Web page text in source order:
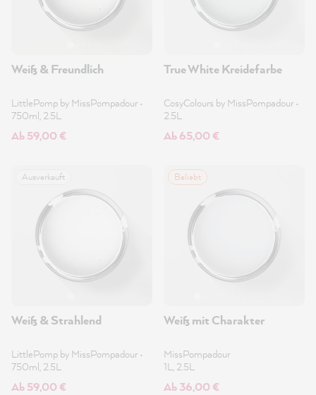
Weiß & Freundlich
LittlePomp by MissPompadour •
750ml, 2.5L
Ab 59,00 €
True White Kreidefarbe
CosyColours by MissPompadour •
2.5L
Ab 65,00 €
Ausverkauft
Weiß & Strahlend
LittlePomp by MissPompadour •
750ml, 2.5L
Ab 59,00 €
Beliebt
Weiß mit Charakter
MissPompadour
1L, 2.5L
Ab 36,00 €